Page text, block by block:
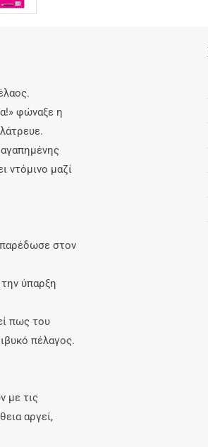
φώναξε η
ντόμινο μαζί
παρέδωσε στον
ύπαρξη
πως του
πέλαγος.
με τις
αργεί,